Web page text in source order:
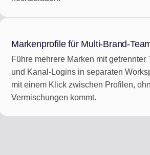
Markenprofile für Multi-Brand-
Führe mehrere Marken mit getrennter
und Kanal-Logins in separaten
mit einem Klick zwischen Profilen,
Vermischungen kommt.